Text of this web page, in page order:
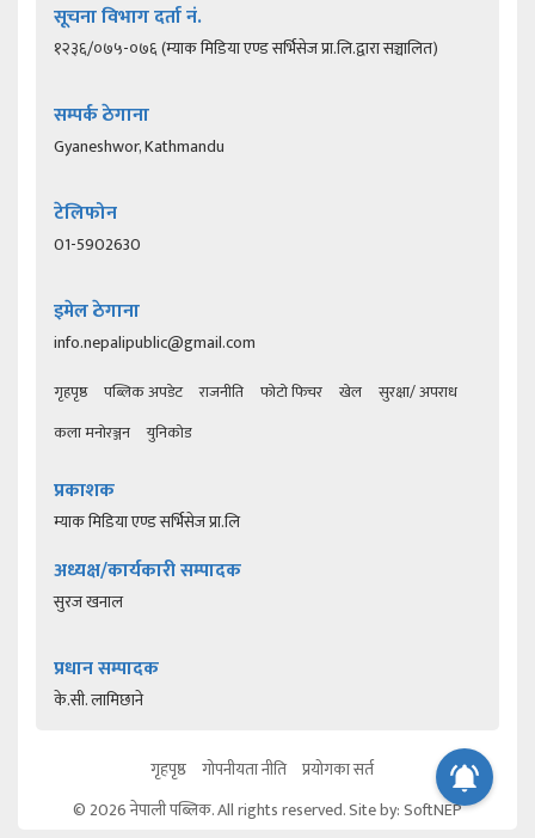
सूचना विभाग दर्ता नं.
१२३६/०७५-०७६ (म्याक मिडिया एण्ड सर्भिसेज प्रा.लि.द्वारा सञ्चालित)
सम्पर्क ठेगाना
Gyaneshwor, Kathmandu
टेलिफोन
01-5902630
इमेल ठेगाना
info.nepalipublic@gmail.com
गृहपृष्ठ पब्लिक अपडेट राजनीति फोटो फिचर खेल
सुरक्षा/ अपराध
कला मनोरञ्जन
युनिकोड
प्रकाशक
म्याक मिडिया एण्ड सर्भिसेज प्रा.लि
अध्यक्ष/कार्यकारी सम्पादक
सुरज खनाल
प्रधान सम्पादक
के.सी. लामिछाने
गृहपृष्ठ गोपनीयता नीति प्रयोगका सर्त
© 2026 नेपाली पब्लिक. All rights reserved. Site by:SoftNEP